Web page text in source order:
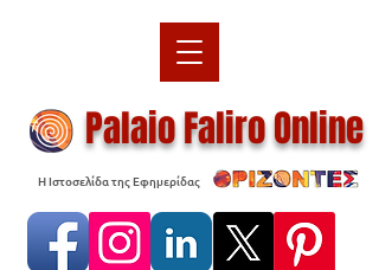
Palaio Faliro Online
Η Ιστοσελίδα της Εφημερίδας